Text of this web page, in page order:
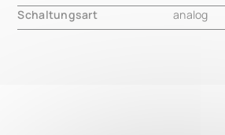
Schaltungsart
analog